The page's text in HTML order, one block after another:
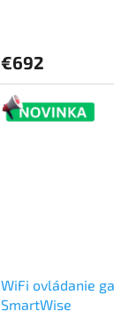
€692
WiFi ovládanie
SmartWise